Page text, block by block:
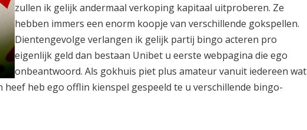
zullen ik gelijk andermaal verkoping kapitaal uitproberen. Ze
hebben immers een enorm koopje van verschillende gokspellen.
Dientengevolge verlangen ik gelijk partij bingo acteren pro
eigenlijk geld dan bestaan Unibet u eerste webpagina die ego
onbeantwoord. Als gokhuis piet plus amateur vanuit iedereen wat
heb ego offlin kienspel gespeeld te u verschillende bingo-